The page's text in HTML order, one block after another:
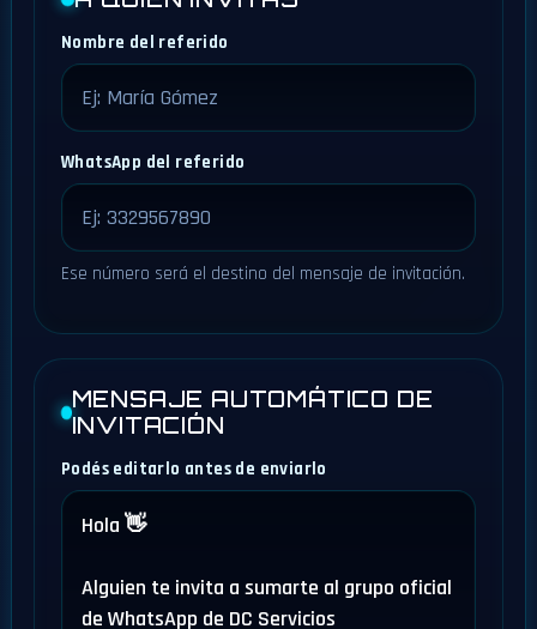
Nombre del referido
WhatsApp del referido
Ese número será el destino del mensaje de invitación.
MENSAJE AUTOMÁTICO DE
INVITACIÓN
Podés editarlo antes de enviarlo